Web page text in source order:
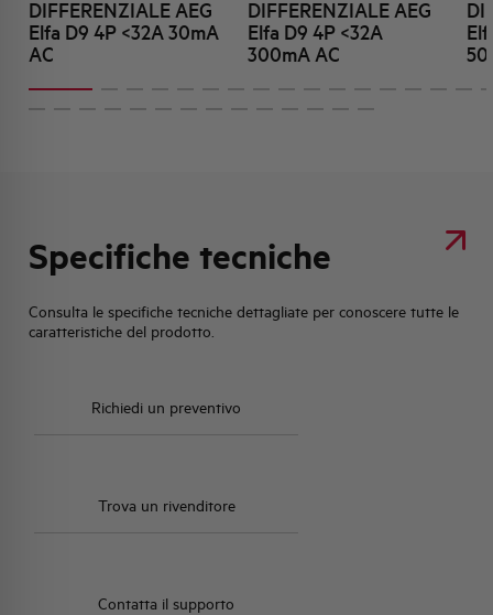
DIFFERENZIALE AEG
Elfa D9 4P <32A 30mA
AC
DIFFERENZIALE AEG
Elfa D9 4P <32A
300mA AC
Specifiche tecniche
Consulta le specifiche tecniche dettagliate per conoscere tutte le
caratteristiche del prodotto.
Richiedi un preventivo
Trova un rivenditore
Contatta il supporto